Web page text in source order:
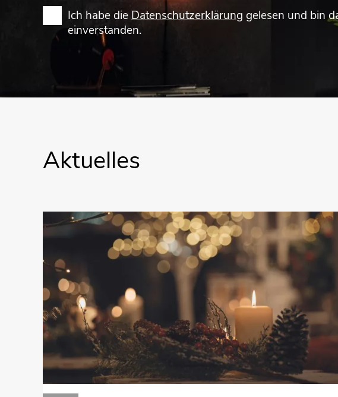
Ich habe die Datenschutzerklärung gelesen und bin
einverstanden.
Aktuelles